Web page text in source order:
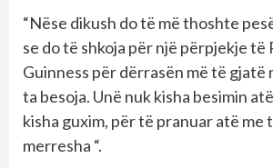
“Nëse dikush do të më thoshte
se do të shkoja për një përpjekje të
Guinness për dërrasën më të gjatë
ta besoja. Unë nuk kisha besimin
kisha guxim, për të pranuar atë me
merresha “.